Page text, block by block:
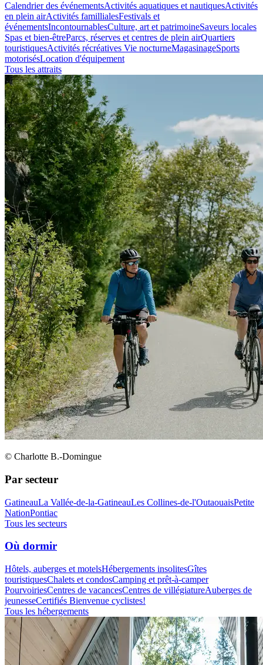
Calendrier des événementsActivités aquatiques et nautiquesActivités
en plein airActivités famillialesFestivals et
événementsIncontournablesCulture, art et patrimoineSaveurs locales
Spas et bien-êtreParcs, réserves et centres de plein airQuartiers
touristiquesActivités récréatives Vie nocturneMagasinageSports
motorisésLocation d'équipement
Tous les attraits
© Charlotte B.-Domingue
Par secteur
GatineauLa Vallée-de-la-GatineauLes Collines-de-l'OutaouaisPetite
NationPontiac
Tous les secteurs
Où dormir
Hôtels, auberges et motelsHébergements insolitesGîtes
touristiquesChalets et condosCamping et prêt-à-camper
PourvoiriesCentres de vacancesCentres de villégiatureAuberges de
jeunesseCertifiés Bienvenue cyclistes!
Tous les hébergements